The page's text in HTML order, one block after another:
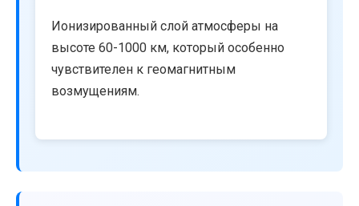
Ионизированный слой атмосферы на
высоте 60-1000 км, который особенно
чувствителен к геомагнитным
возмущениям.